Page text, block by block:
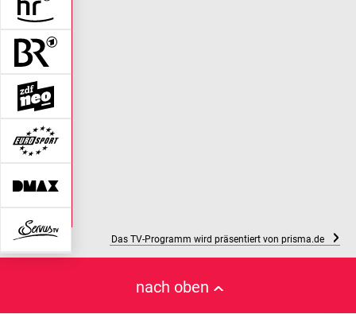
Das TV-Programm wird präsentiert von prisma.de
nach oben